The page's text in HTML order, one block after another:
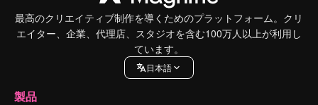
最高のクリエイティブ制作を導くためのプラットフォーム。クリ
エイター、企業、代理店、スタジオを含む100万人以上が利用し
ています。
日本語
製品